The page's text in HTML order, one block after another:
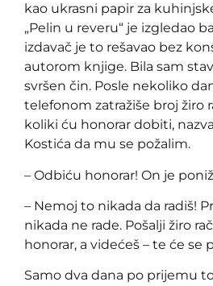
kao ukrasni papir za
„Pelin u reveru“ je izgledao
izdavač je to rešavao bez
autorom knjige. Bila sam
svršen čin. Posle nekoliko
telefonom zatražiše broj žiro
koliki ću honorar dobiti,
Kostića da mu se požalim.
– Odbiću honorar! On je
– Nemoj to nikada da radiš!
nikada ne rade. Pošalji žiro
honorar, a videćeš – te će se
Samo dva dana po prijemu